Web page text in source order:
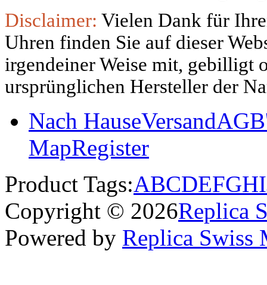
Disclaimer: Vielen Dank für
Uhren finden Sie auf dieser
irgendeiner Weise mit, gebilligt
ursprünglichen Hersteller der
Nach HauseVersand
MapRegister
Product Tags:ABCDEFGHI
Copyright © 2026Replica
Powered by Replica Swiss